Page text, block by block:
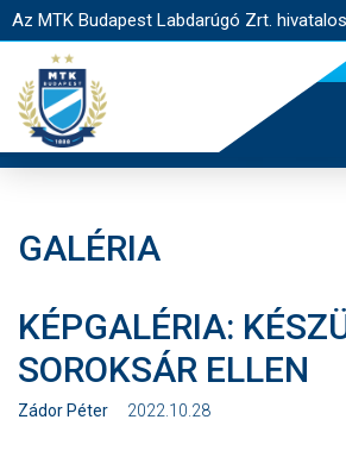
Az MTK Budapest Labdarúgó Zrt.
JEGYÉRTÉKESÍTÉS
EGYESÜLET
GALÉRIA
KÉPGALÉRIA:
SOROKSÁR ELLEN
Zádor Péter 2022.10.28